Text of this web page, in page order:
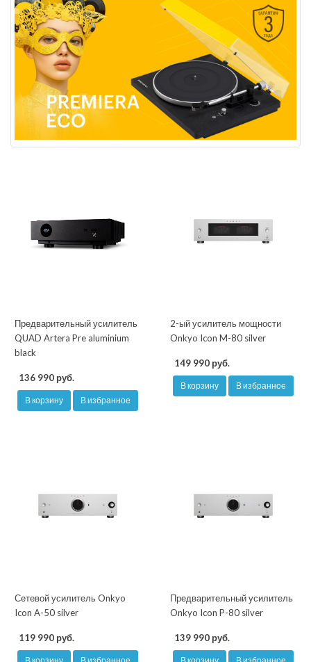
Предварительный усилитель
QUAD Artera Pre aluminium
black
136 990 руб.
В корзину В избранное
2-ый усилитель мощности
Onkyo Icon M-80 silver
149 990 руб.
В корзину В избранное
Сетевой усилитель Onkyo
Icon A-50 silver
119 990 руб.
Предварительный усилитель
Onkyo Icon P-80 silver
139 990 руб.